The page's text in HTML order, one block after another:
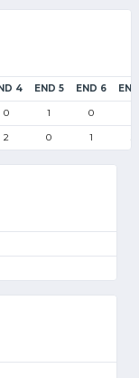
4 END 5 END 6
0 1 0
2 0 1